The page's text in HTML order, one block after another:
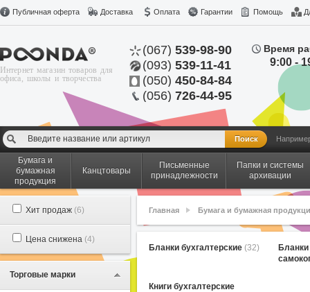
Публичная оферта Доставка Оплата Гарантии Помощь
Интернет магазин товаров для
офиса, школы и творчества
(067) 539-98-90
(093) 539-11-41
(050) 450-84-84
(056) 726-44-95
Время
9:00 -
Бумага и
бумажная
продукция
Канцтовары
Письменные
принадлежности
Папки и системы
архивации
Хит продаж (6)
Цена снижена (4)
Торговые марки
Главная Бумага и бумажная
Бланки бухгалтерские (32)
Бланки
Книги бухгалтерские